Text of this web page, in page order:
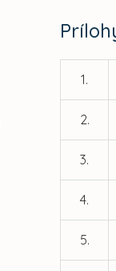
1.
2.
3.
4.
5.